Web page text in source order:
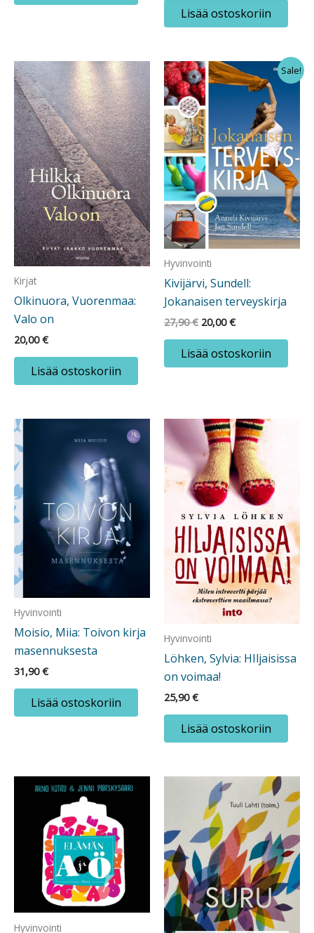
Lisää ostoskoriin
Kirjat
Olkinuora, Vuorenmaa:
Valo on
20,00€
Lisää ostoskoriin
Sale!
Hyvinvointi
Kivijärvi, Sundell:
Jokanaisen terveyskirja
27,90€ Alkuperäinen
oli:
27,90 €.
20,00€Nykyinen
on:
20,00 €.
Lisää ostoskoriin
Hyvinvointi
Moisio, Miia: Toivon kirja
masennuksesta
31,90€
Lisää ostoskoriin
Hyvinvointi
Löhken, Sylvia: HIljaisissa
on voimaa!
25,90€
Lisää ostoskoriin
Hyvinvointi